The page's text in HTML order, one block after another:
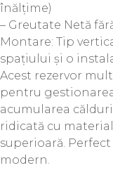
înălțime)
– Greutate Netă
Montare: Tip
spațiului și o
Acest rezervor
pentru
acumularea
ridicată cu
superioară.
modern.